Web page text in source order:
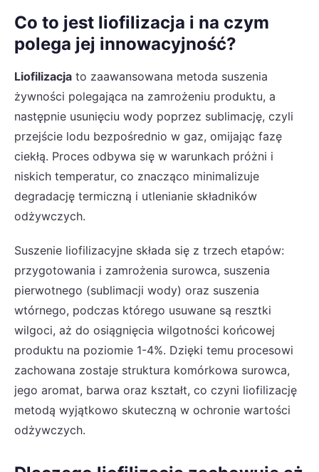
Co to jest liofilizacja i na czym
polega jej innowacyjność?
Liofilizacja to zaawansowana metoda suszenia
żywności polegająca na zamrożeniu produktu, a
następnie usunięciu wody poprzez sublimację, czyli
przejście lodu bezpośrednio w gaz, omijając fazę
ciekłą. Proces odbywa się w warunkach próżni i
niskich temperatur, co znacząco minimalizuje
degradację termiczną i utlenianie składników
odżywczych.
Suszenie liofilizacyjne składa się z trzech etapów:
przygotowania i zamrożenia surowca, suszenia
pierwotnego (sublimacji wody) oraz suszenia
wtórnego, podczas którego usuwane są resztki
wilgoci, aż do osiągnięcia wilgotności końcowej
produktu na poziomie 1-4%. Dzięki temu procesowi
zachowana zostaje struktura komórkowa surowca,
jego aromat, barwa oraz kształt, co czyni liofilizację
metodą wyjątkowo skuteczną w ochronie wartości
odżywczych.